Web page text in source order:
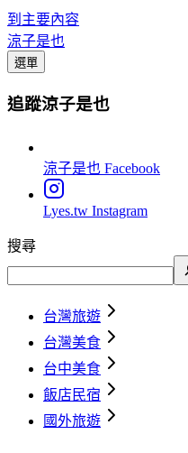
到主要內容
涼子是也
選單
追蹤涼子是也
涼子是也 Facebook
Lyes.tw Instagram
搜尋
台灣旅遊
台灣美食
台中美食
飯店民宿
國外旅遊